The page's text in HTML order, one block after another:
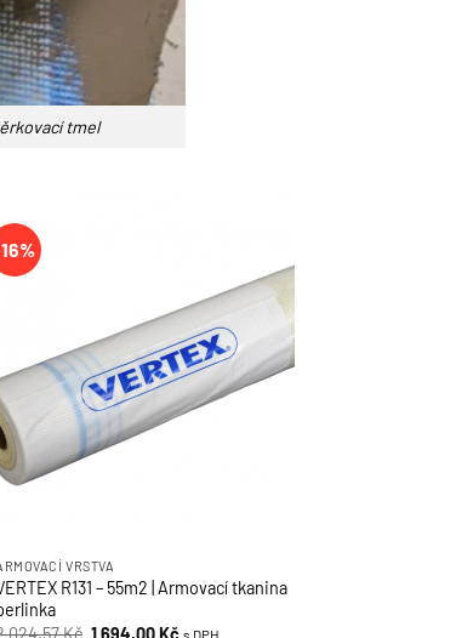
tmel
VRSTVA
R131 – 55m2 | Armovací tkanina
024,57Kč Původní
1 694,00KčAktuální
s DPH